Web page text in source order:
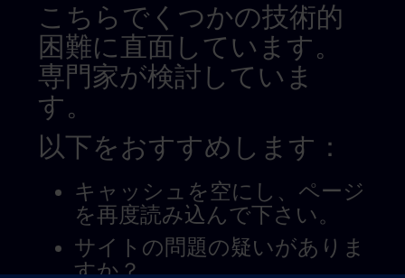
こちらでくつかの技術的
困難に直面しています。
専門家が検討していま
す。
以下をおすすめします：
キャッシュを空にし、ページ
を再度読み込んで下さい。
サイトの問題の疑いがありま
すか？